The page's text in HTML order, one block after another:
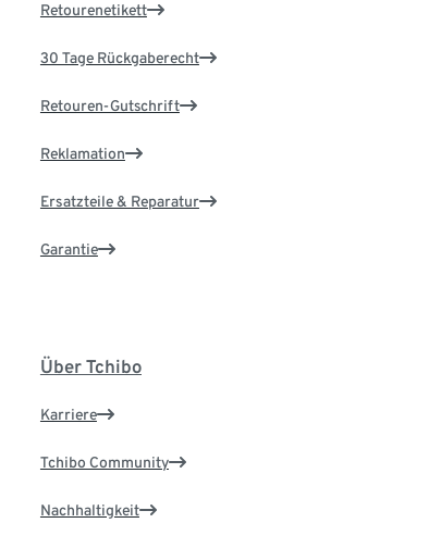
Retourenetikett
30 Tage Rückgaberecht
Retouren-Gutschrift
Reklamation
Ersatzteile & Reparatur
Garantie
Über Tchibo
Karriere
Tchibo Community
Nachhaltigkeit